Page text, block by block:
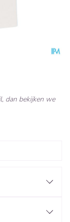
dan bekijken we